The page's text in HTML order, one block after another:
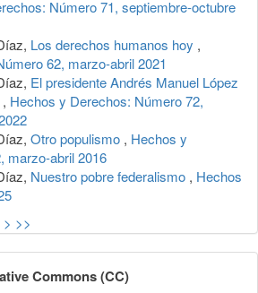
Número 71, septiembre-octubre
Los derechos humanos hoy ,
62, marzo-abril 2021
El presidente Andrés Manuel López
, Hechos y Derechos: Número 72,
Otro populismo , Hechos y
marzo-abril 2016
Nuestro pobre federalismo , Hechos
> >>
Commons (CC)